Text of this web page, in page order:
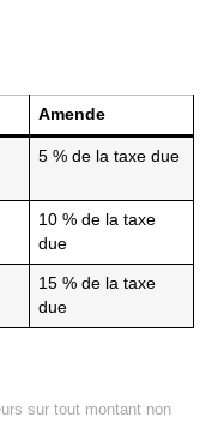
Amende
5 % de la taxe due
10 % de la taxe
due
15 % de la taxe
due
sur tout montant non